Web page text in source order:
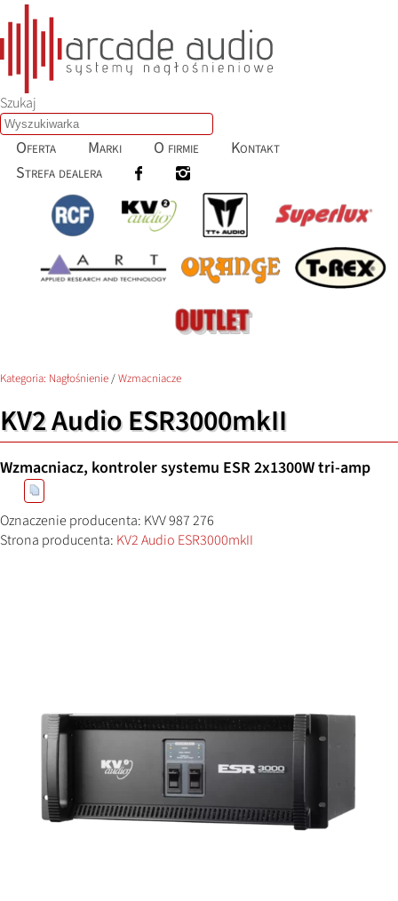
Szukaj
Oferta Marki O firmie
Kontakt
Strefa dealera
Kategoria: Nagłośnienie/Wzmacniacze
KV2 Audio ESR3000mkII
Wzmacniacz, kontroler systemu ESR 2x1300W tri-amp
Oznaczenie producenta: KVV 987 276
Strona producenta: KV2 Audio ESR3000mkII